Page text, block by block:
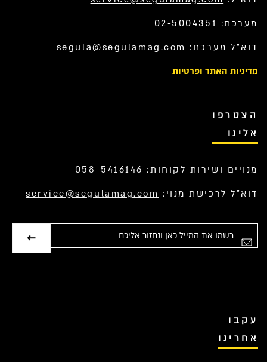
מערכת: 02-5004351
דוא”ל מערכת: segula@segulamag.com
מדיניות האתר ופרטיות
הצטרפו
אלינו
מנויים ושירות לקוחות: 058-5416146
דוא”ל לרכישת מנוי: service@segulamag.com
עקבו
אחרינו